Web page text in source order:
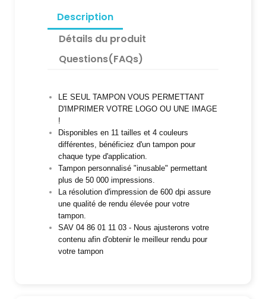
Description
Détails du produit
Questions(FAQs)
LE SEUL TAMPON VOUS PERMETTANT
D'IMPRIMER VOTRE LOGO OU UNE IMAGE
!
Disponibles en 11 tailles et 4 couleurs
différentes, bénéficiez d'un tampon pour
chaque type d'application.
Tampon personnalisé "inusable" permettant
plus de 50 000 impressions.
La résolution d'impression de 600 dpi assure
une qualité de rendu élevée pour votre
tampon.
SAV 04 86 01 11 03 - Nous ajusterons votre
contenu afin d'obtenir le meilleur rendu pour
votre tampon